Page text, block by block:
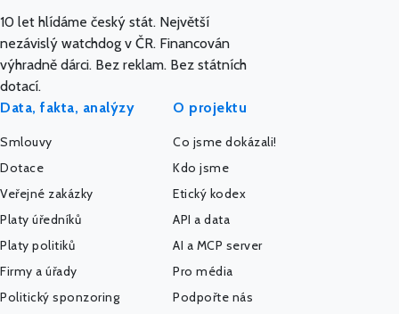
10 let hlídáme český stát. Největší
nezávislý watchdog v ČR. Financován
výhradně dárci. Bez reklam. Bez státních
dotací.
Data, fakta, analýzy
Smlouvy
Dotace
Veřejné zakázky
Platy úředníků
Platy politiků
Firmy a úřady
Politický sponzoring
O projektu
Co jsme dokázali!
Kdo jsme
Etický kodex
API a data
AI a MCP server
Pro média
Podpořte nás